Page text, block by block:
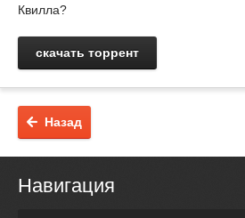
Квилла?
скачать торрент
Назад
Навигация